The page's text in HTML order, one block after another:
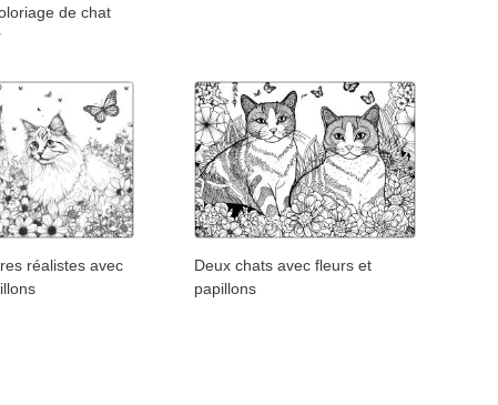
de chat
réalistes avec
Deux chats avec fleurs et
papillons